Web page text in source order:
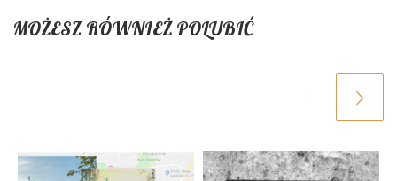
MOŻESZ RÓWNIEŻ POLUBIĆ